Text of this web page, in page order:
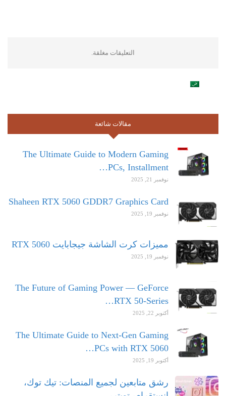
التعليقات مغلقة.
مقالات شائعة
The Ultimate Guide to Modern Gaming
PCs, Installment…
نوفمبر 21, 2025
Shaheen RTX 5060 GDDR7 Graphics Card
نوفمبر 19, 2025
مميزات كرت الشاشة جيجابايت RTX 5060
نوفمبر 19, 2025
The Future of Gaming Power — GeForce
RTX 50-Series…
أكتوبر 22, 2025
The Ultimate Guide to Next-Gen Gaming
PCs with RTX 5060…
أكتوبر 19, 2025
رشق متابعين لجميع المنصات: تيك توك،